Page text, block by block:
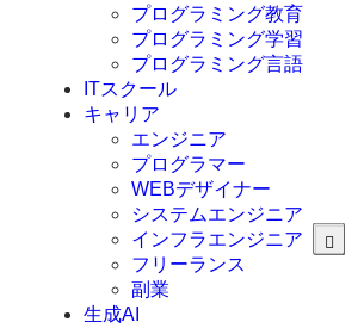
プログラミング教育
プログラミング学習
プログラミング言語
C言語
C#
VBA
Go言語
Kotlin
Java
JavaScript
ITスクール
キャリア
エンジニア
プログラマー
WEBデザイナー
システムエンジニア
インフラエンジニア
フリーランス
副業
生成AI